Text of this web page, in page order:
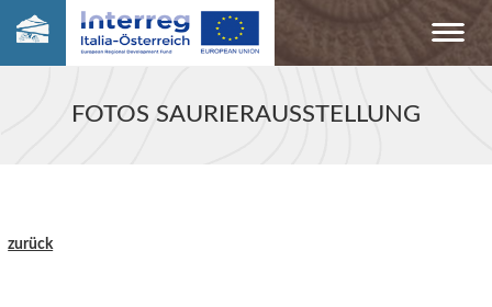
FOTOS SAURIERAUSSTELLUNG
zurück